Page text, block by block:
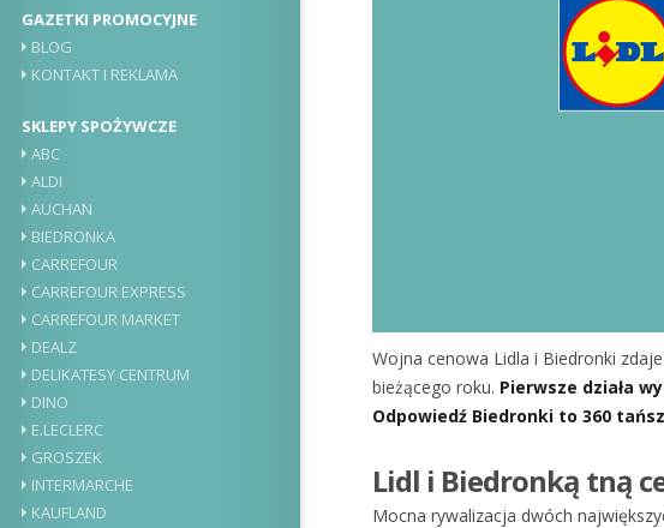
GAZETKI PROMOCYJNE
BLOG
KONTAKT I REKLAMA
SKLEPY SPOŻYWCZE
ABC
ALDI
AUCHAN
BIEDRONKA
CARREFOUR
CARREFOUR EXPRESS
CARREFOUR MARKET
DEALZ
DELIKATESY CENTRUM
DINO
E.LECLERC
GROSZEK
INTERMARCHE
KAUFLAND
Wojna cenowa Lidla i Biedronki
bieżącego roku. Pierwsze działa
Odpowiedź Biedronki to 360
Lidl i Biedronką tną
Mocna rywalizacja dwóch